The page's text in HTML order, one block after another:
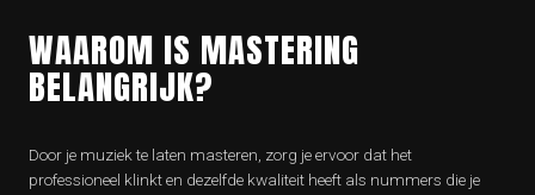
WAAROM IS MASTERING
BELANGRIJK?
Door je muziek te laten masteren, zorg je ervoor dat het
professioneel klinkt en dezelfde kwaliteit heeft als nummers die je